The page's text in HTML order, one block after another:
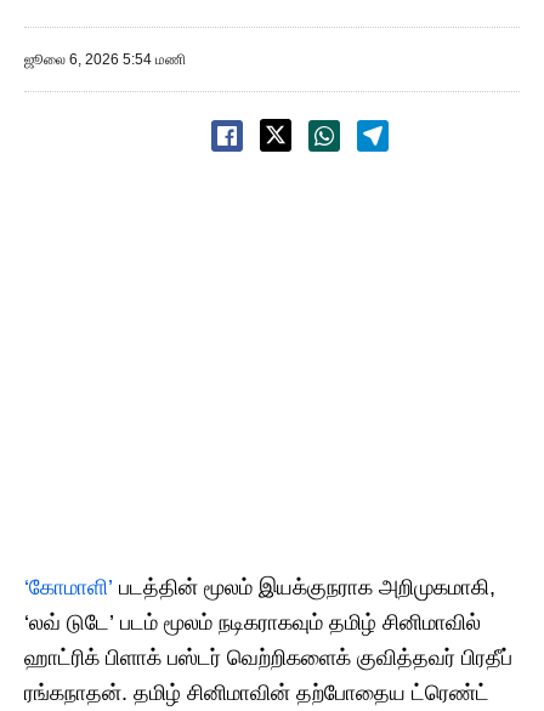
ஜூலை 6, 2026 5:54 மணி
‘கோமாளி’ படத்தின் மூலம் இயக்குநராக அறிமுகமாகி,
‘லவ் டுடே’ படம் மூலம் நடிகராகவும் தமிழ் சினிமாவில்
ஹாட்ரிக் பிளாக் பஸ்டர் வெற்றிகளைக் குவித்தவர் பிரதீப்
ரங்கநாதன். தமிழ் சினிமாவின் தற்போதைய ட்ரெண்ட்